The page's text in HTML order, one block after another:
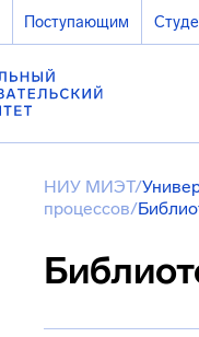
Поступающим
НИУ МИЭТ/
процессов/